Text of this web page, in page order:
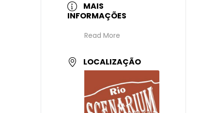
MAIS
INFORMAÇÕES
Read More
LOCALIZAÇÃO